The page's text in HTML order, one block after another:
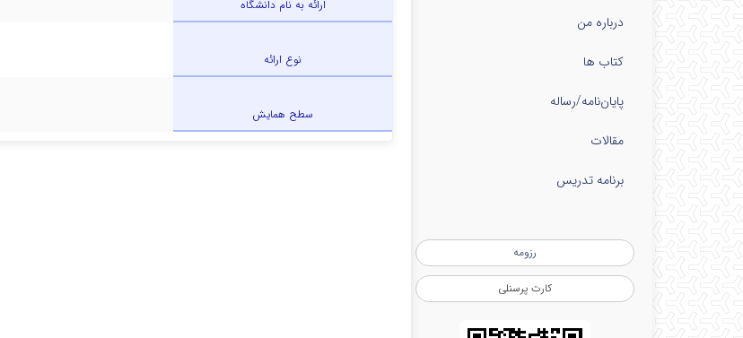
درباره من
کتاب ها
پایان‌نامه‌/رساله
مقالات
برنامه تدریس
رزومه
کارت پرسنلی
ارائه به نام دانشگاه
نوع ارائه
سطح همایش